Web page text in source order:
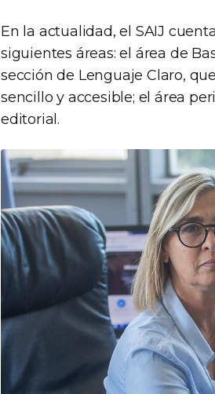
En la actualidad, el SAIJ
siguientes áreas: el área de
sección de Lenguaje Claro,
sencillo y accesible; el área
editorial.